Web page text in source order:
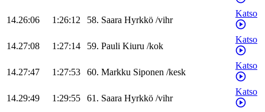
14.26:06 1:26:12 58. Saara Hyrkkö /vihr
Katso
14.27:08 1:27:14 59. Pauli Kiuru /kok
Katso
14.27:47 1:27:53 60. Markku Siponen /kesk
Katso
14.29:49 1:29:55 61. Saara Hyrkkö /vihr
Katso